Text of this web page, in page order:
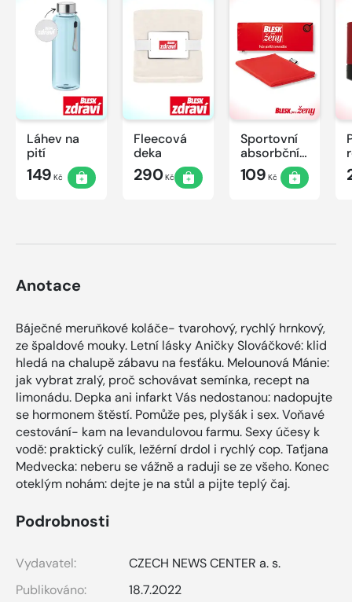
Láhev na
pití
149 Kč
Fleecová
deka
290Kč
Sportovní
absorbční
ručník
109 Kč
Anotace
Báječné meruňkové koláče- tvarohový, rychlý hrnkový,
ze špaldové mouky. Letní lásky Aničky Slováčkové: klid
hledá na chalupě zábavu na fesťáku. Melounová Mánie:
jak vybrat zralý, proč schovávat semínka, recept na
limonádu. Depka ani infarkt Vás nedostanou: nadopujte
se hormonem štěstí. Pomůže pes, plyšák i sex. Voňavé
cestování- kam na levandulovou farmu. Sexy účesy k
vodě: praktický culík, ležérní drdol i rychlý cop. Taťjana
Medvecka: neberu se vážně a raduji se ze všeho. Konec
oteklým nohám: dejte je na stůl a pijte teplý čaj.
Podrobnosti
Vydavatel:
CZECH NEWS CENTER a. s.
Publikováno:
18.7.2022